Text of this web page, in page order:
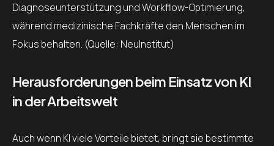
Diagnoseunterstützung und Workflow-Optimierung,
während medizinische Fachkräfte den Menschen im
Fokus behalten. (Quelle: NeuInstitut)
Herausforderungen beim Einsatz von KI
in der Arbeitswelt
Auch wenn KI viele Vorteile bietet, bringt sie bestimmte